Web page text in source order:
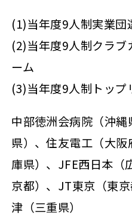
(1)当年度9人制実業団
(2)当年度9人制クラブ
ーム
(3)当年度9人制トップ
中部徳洲会病院（沖
県）、住友電工（大
庫県）、JFE西日本（
京都）、JT東京（東
津（三重県）